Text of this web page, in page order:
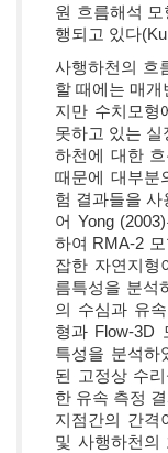
원 흐름해석
행되고 있다
사행하천의 흐
할 때에는 매
지만 수치모형
못하고 있는
하천에 대한
때문에 대부분
험 결과들을
어 Yong
하여 RMA-2
잡한 자연지형
름특성을 분석
의 수심과 유
형과 Flow-3D
특성을 분석하
된 고정상 수
한 유속 측정
지점간의 간격
및 사행하천의